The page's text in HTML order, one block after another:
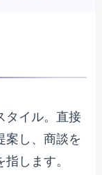
タイル。直接
案し、商談を
します。